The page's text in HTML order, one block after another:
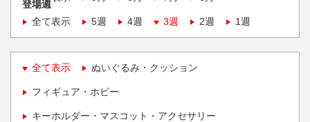
登場週
全て表示
5週 4週 3週 2週 1週
全て表示 ぬいぐるみ・クッション
フィギュア・ホビー
キーホルダー・マスコット・アクセサリー